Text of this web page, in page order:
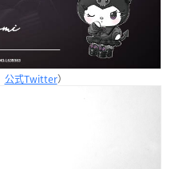
公式Twitter）